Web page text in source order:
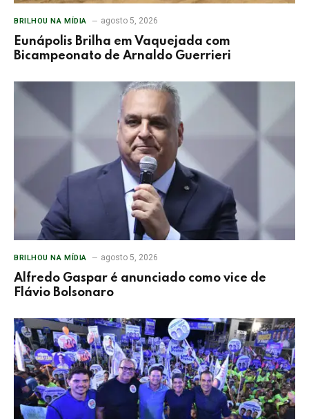
BRILHOU NA MÍDIA agosto 5, 2026
Eunápolis Brilha em Vaquejada com
Bicampeonato de Arnaldo Guerrieri
BRILHOU NA MÍDIA agosto 5, 2026
Alfredo Gaspar é anunciado como vice de
Flávio Bolsonaro